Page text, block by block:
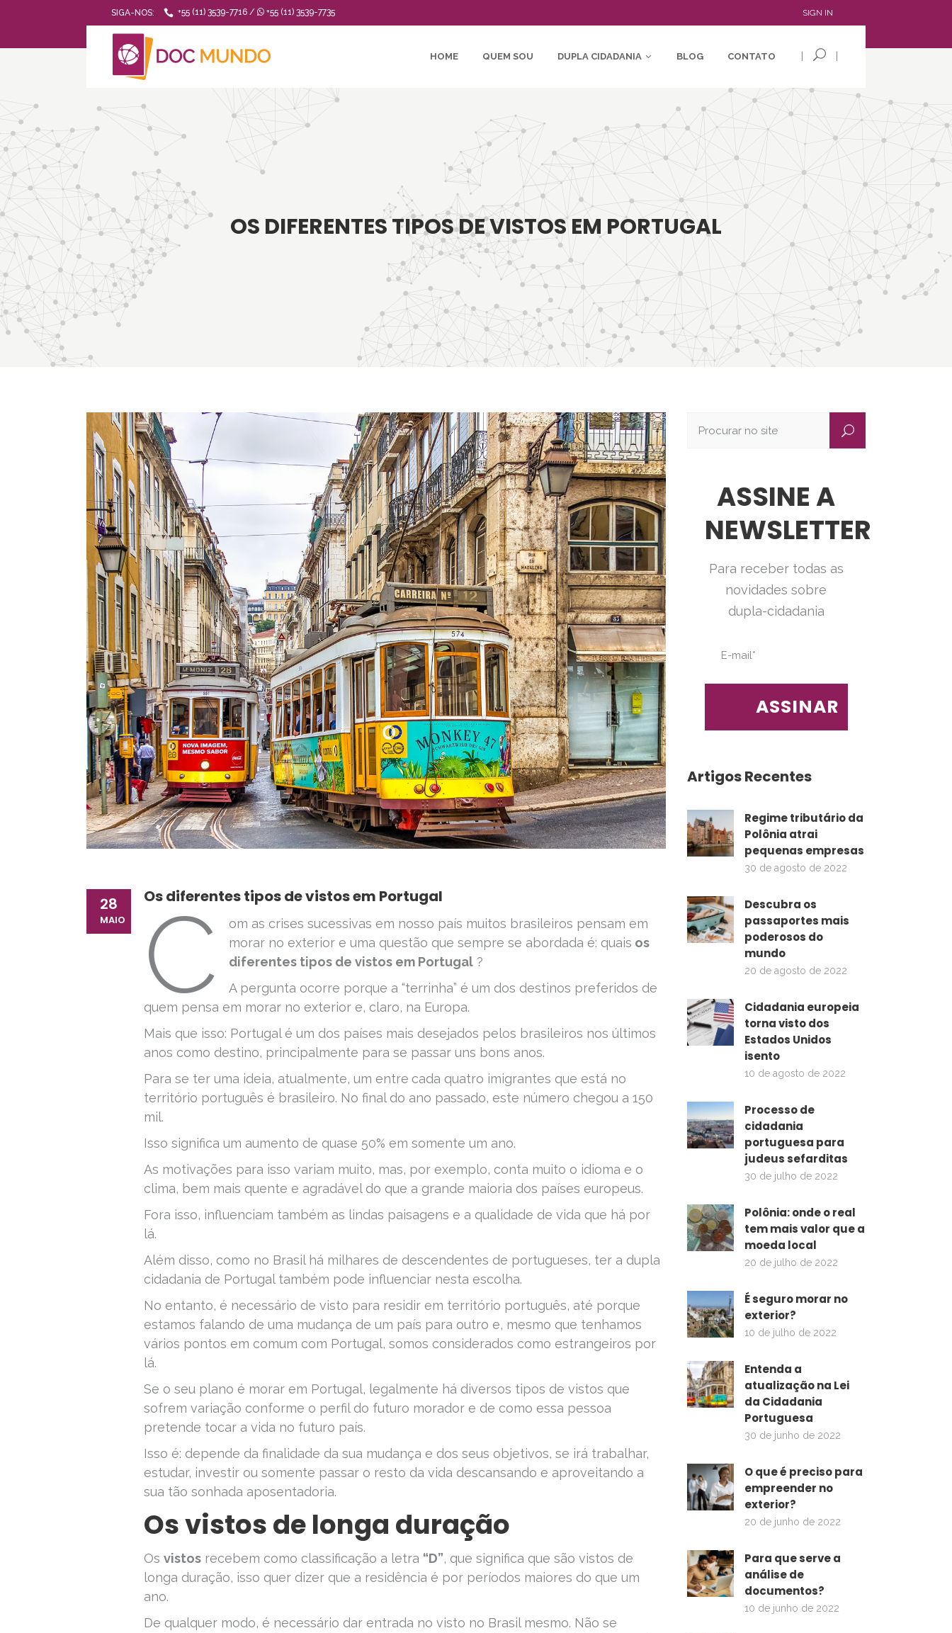
SIGA-NOS: +55 (11) 3539-7716 / +55 (11) 3539-7735 SIGN IN
HOME QUEM SOU DUPLA CIDADANIA BLOG CONTATO | |
OS DIFERENTES TIPOS DE VISTOS EM PORTUGAL
28
MAIO
Os diferentes tipos de vistos em Portugal
C
om as crises sucessivas em nosso país muitos brasileiros pensam em
morar no exterior e uma questão que sempre se abordada é: quais os
diferentes tipos de vistos em Portugal ?
A pergunta ocorre porque a “terrinha” é um dos destinos preferidos de
quem pensa em morar no exterior e, claro, na Europa.
Mais que isso: Portugal é um dos países mais desejados pelos brasileiros nos últimos
anos como destino, principalmente para se passar uns bons anos.
Para se ter uma ideia, atualmente, um entre cada quatro imigrantes que está no
território português é brasileiro. No final do ano passado, este número chegou a 150
mil.
Isso significa um aumento de quase 50% em somente um ano.
As motivações para isso variam muito, mas, por exemplo, conta muito o idioma e o
clima, bem mais quente e agradável do que a grande maioria dos países europeus.
Fora isso, influenciam também as lindas paisagens e a qualidade de vida que há por
lá.
Além disso, como no Brasil há milhares de descendentes de portugueses, ter a dupla
cidadania de Portugal também pode influenciar nesta escolha.
No entanto, é necessário de visto para residir em território português, até porque
estamos falando de uma mudança de um país para outro e, mesmo que tenhamos
vários pontos em comum com Portugal, somos considerados como estrangeiros por
lá.
Se o seu plano é morar em Portugal, legalmente há diversos tipos de vistos que
sofrem variação conforme o perfil do futuro morador e de como essa pessoa
pretende tocar a vida no futuro país.
Isso é: depende da finalidade da sua mudança e dos seus objetivos, se irá trabalhar,
estudar, investir ou somente passar o resto da vida descansando e aproveitando a
sua tão sonhada aposentadoria.
Os vistos de longa duração
Os vistos recebem como classificação a letra “D”, que significa que são vistos de
longa duração, isso quer dizer que a residência é por períodos maiores do que um
ano.
De qualquer modo, é necessário dar entrada no visto no Brasil mesmo. Não se
ASSINE A
NEWSLETTER
Para receber todas as
novidades sobre
dupla-cidadania
Artigos Recentes
Regime tributário da
Polônia atrai
pequenas empresas
30 de agosto de 2022
Descubra os
passaportes mais
poderosos do
mundo
20 de agosto de 2022
Cidadania europeia
torna visto dos
Estados Unidos
isento
10 de agosto de 2022
Processo de
cidadania
portuguesa para
judeus sefarditas
30 de julho de 2022
Polônia: onde o real
tem mais valor que a
moeda local
20 de julho de 2022
É seguro morar no
exterior?
10 de julho de 2022
Entenda a
atualização na Lei
da Cidadania
Portuguesa
30 de junho de 2022
O que é preciso para
empreender no
exterior?
20 de junho de 2022
Para que serve a
análise de
documentos?
10 de junho de 2022